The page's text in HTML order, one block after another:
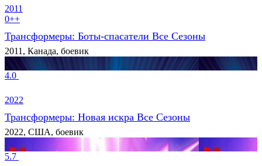
2011
0++
Трансформеры: Боты-спасатели Все Сезоны
2011, Канада, боевик
4.0
2022
Трансформеры: Новая искра Все Сезоны
2022, США, боевик
5.7